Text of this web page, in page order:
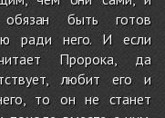
быть готов
ради него. И если
Пророка, да
любит его и
то он не станет